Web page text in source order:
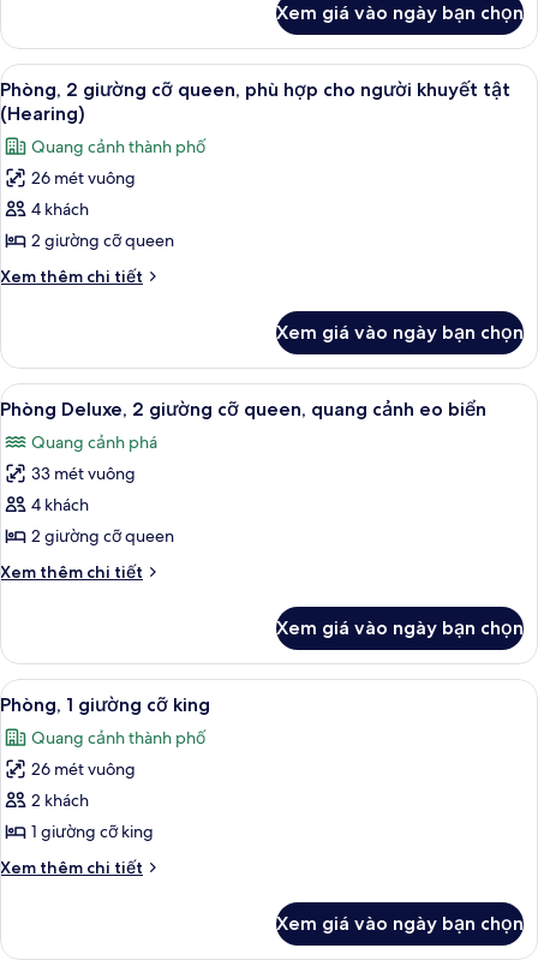
hợp
cho
người
khuyết
tật
(Roll-
in
Shower)
Phòng,
giường
cỡ
queen,
phù
hợp
cho
người
khuyết
(Roll-
Xem giá vào ngày bạn chọn
Xem
tất
cả
ảnh
Phòng,
2
giường
cỡ
hợp
cho
người
khuyết
tật
(Hearing)
Minibar, két bảo mật tại phòng, bàn
7
Phòng, 2 giường cỡ queen, phù hợp cho người khuyết tật
(Hearing)
Quang cảnh thành phố
26 mét vuông
4 khách
2 giường cỡ queen
Xem thêm chi tiết
Chi
Phòng,
giường
queen,
phù
hợp
cho
người
tật
Xem giá vào ngày bạn chọn
Xem
tất
cả
ảnh
Phòng
Deluxe,
2
giường
queen,
quang
cảnh
eo
biển
Phòng Deluxe, 2 giường cỡ queen,
8
Phòng Deluxe, 2 giường cỡ queen, quang cảnh eo biển
Quang cảnh phá
33 mét vuông
4 khách
2 giường cỡ queen
Xem thêm chi tiết
Chi
Phòng
Deluxe,
2
giường
cỡ
queen,
quang
cảnh
eo
Xem giá vào ngày bạn chọn
Xem
tất
cả
ảnh
Phòng,
1
giường
cỡ
Minibar, két bảo mật tại phòng, bàn
7
Phòng, 1 giường cỡ king
Quang cảnh thành phố
26 mét vuông
2 khách
1 giường cỡ king
Xem thêm chi tiết
Chi
Phòng,
Xem giá vào ngày bạn chọn